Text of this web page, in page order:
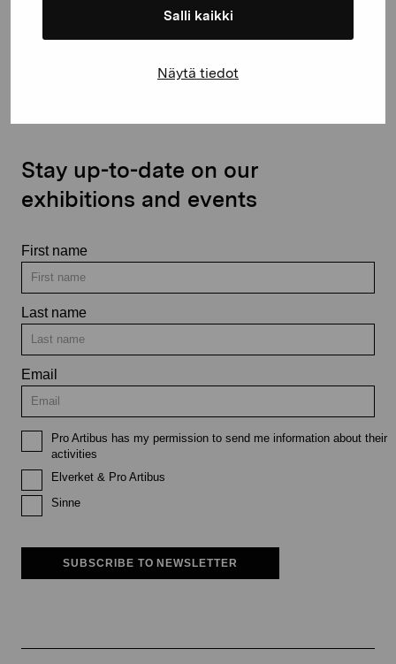
Salli kaikki
Näytä tiedot
Stay up-to-date on our
exhibitions and events
First name
Last name
Email
Pro Artibus has my permission to send me information about their
activities
Elverket & Pro Artibus
Sinne
SUBSCRIBE TO NEWSLETTER